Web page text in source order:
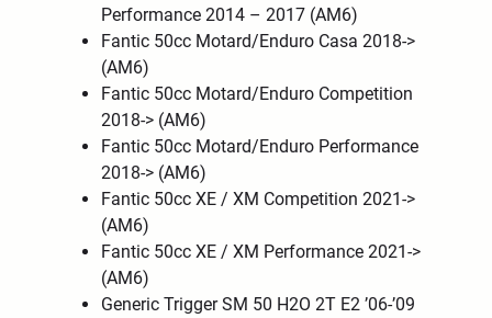
Performance 2014 – 2017 (AM6)
Fantic 50cc Motard/Enduro Casa 2018->
(AM6)
Fantic 50cc Motard/Enduro Competition
2018-> (AM6)
Fantic 50cc Motard/Enduro Performance
2018-> (AM6)
Fantic 50cc XE / XM Competition 2021->
(AM6)
Fantic 50cc XE / XM Performance 2021->
(AM6)
Generic Trigger SM 50 H2O 2T E2 ’06-’09